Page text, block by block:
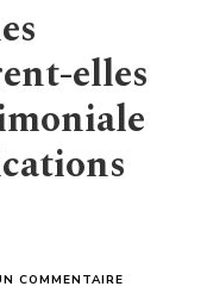
elles
COMMENTAIRE